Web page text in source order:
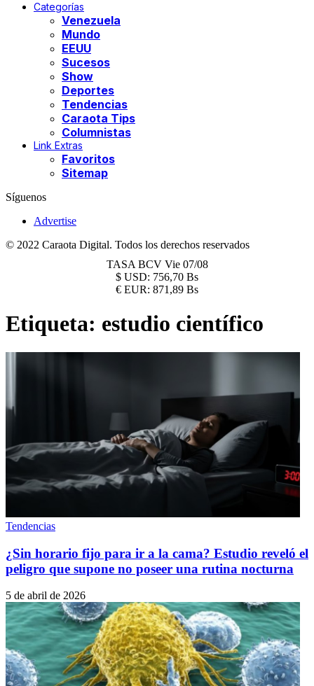
Categorías
Venezuela
Mundo
EEUU
Sucesos
Show
Deportes
Tendencias
Caraota Tips
Columnistas
Link Extras
Favoritos
Sitemap
Síguenos
Advertise
© 2022 Caraota Digital. Todos los derechos reservados
TASA BCV Vie 07/08
$ USD: 756,70 Bs
€ EUR: 871,89 Bs
Etiqueta: estudio científico
Tendencias
¿Sin horario fijo para ir a la cama? Estudio reveló el
peligro que supone no poseer una rutina nocturna
5 de abril de 2026